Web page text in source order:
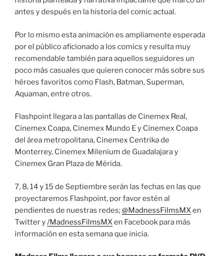
antes y después en la historia del comic actual.
Por lo mismo esta animación es ampliamente esperada
por el público aficionado a los comics y resulta muy
recomendable también para aquellos seguidores un
poco más casuales que quieren conocer más sobre sus
héroes favoritos como Flash, Batman, Superman,
Aquaman, entre otros.
Flashpoint llegara a las pantallas de Cinemex Real,
Cinemex Coapa, Cinemex Mundo E y Cinemex Coapa
del área metropolitana, Cinemex Centrika de
Monterrey, Cinemex Milenium de Guadalajara y
Cinemex Gran Plaza de Mérida.
7, 8, 14 y 15 de Septiembre serán las fechas en las que
proyectaremos Flashpoint, por favor estén al
pendientes de nuestras redes;@MadnessFilmsMXen
Twitter y/MadnessFilmsMXen Facebook para más
información en esta semana que inicia.